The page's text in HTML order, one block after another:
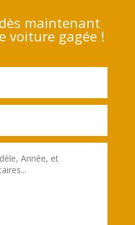
maintenant
voiture gagée !